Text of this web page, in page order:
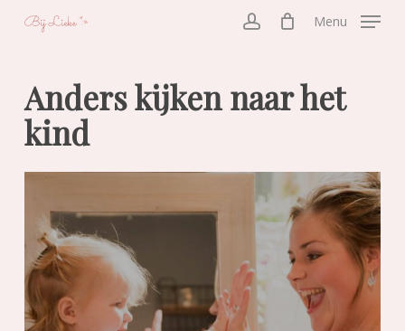
content
Menu
Anders kijken naar het
kind